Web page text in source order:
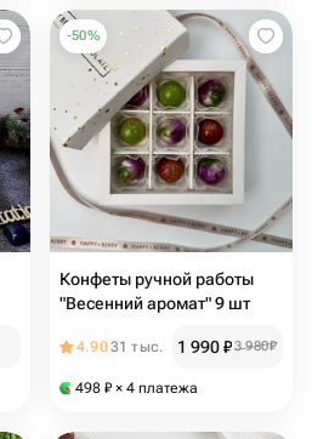
-50%
Конфеты ручной работы
"Весенний аромат" 9 шт
4.9031 тыс. 1 990₽3 980₽
498 ₽ × 4 платежа